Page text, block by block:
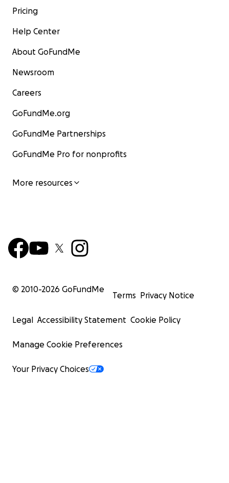
Pricing
Help Center
About GoFundMe
Newsroom
Careers
GoFundMe.org
GoFundMe Partnerships
GoFundMe Pro for nonprofits
More resources
© 2010-2026 GoFundMe
Terms Privacy Notice
Legal Accessibility Statement Cookie Policy
Manage Cookie Preferences
Your Privacy Choices